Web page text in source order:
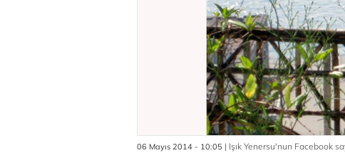
06 Mayıs 2014 - 10:05 | Işık Yenersu'nun Facebook